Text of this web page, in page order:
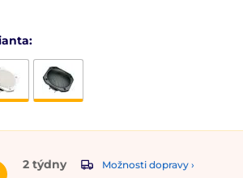
2 týdny
Možnosti dopravy ›